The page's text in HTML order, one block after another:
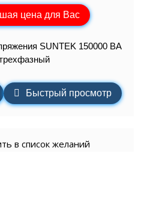
цена для Вас
SUNTEK 150000 ВА
Быстрый просмотр
в список желаний